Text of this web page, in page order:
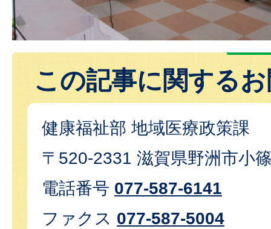
この記事に関する
健康福祉部 地域医療政策課
〒520-2331 滋賀県野洲市小
電話番号 077-587-6141
ファクス 077-587-5004